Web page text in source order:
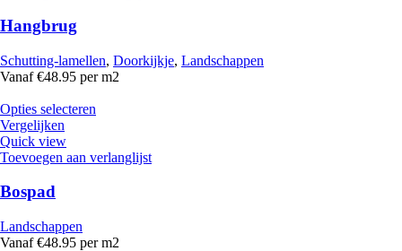
Hangbrug
Schutting-lamellen, Doorkijkje, Landschappen
Vanaf €48.95 per m2
Opties selecteren
Vergelijken
Quick view
Toevoegen aan verlanglijst
Bospad
Landschappen
Vanaf €48.95 per m2